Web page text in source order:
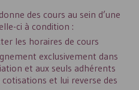
des cours au sein d’une
ci à condition :
les horaires de cours
exclusivement dans
et aux seuls adhérents
cotisations et lui reverse des